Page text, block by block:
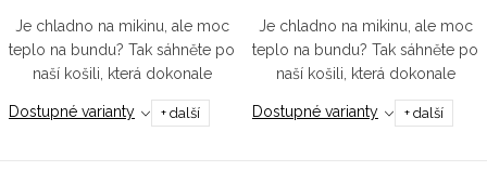
Je chladno na mikinu, ale moc
teplo na bundu? Tak sáhněte po
naší košili, která dokonale
změní váš POINT OF VIEW.
Praktický střih kombinovaný s
Dostupné varianty + další
Je chladno na mikinu, ale moc
teplo na bundu? Tak sáhněte po
naší košili, která dokonale
změní váš POINT OF VIEW.
Praktický střih kombinovaný s
Dostupné varianty + další